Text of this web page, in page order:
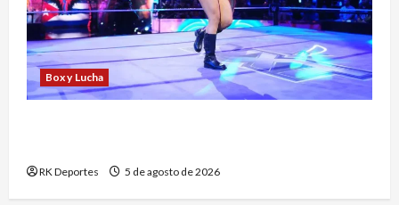
Box y Lucha
RK Deportes 5 de agosto de 2026